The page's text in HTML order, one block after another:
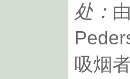
处：
吸烟